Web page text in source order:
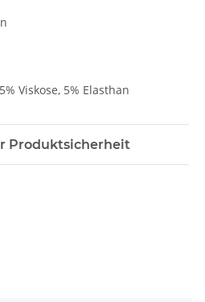
Viskose, 5% Elasthan
Produktsicherheit